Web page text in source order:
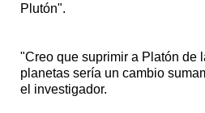
Plutón".
"Creo que suprimir a Platón de
planetas sería un cambio
el investigador.